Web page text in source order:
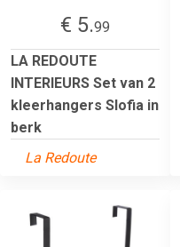
€ 5.99
LA REDOUTE
INTERIEURS Set van 2
kleerhangers Slofia in
berk
La Redoute